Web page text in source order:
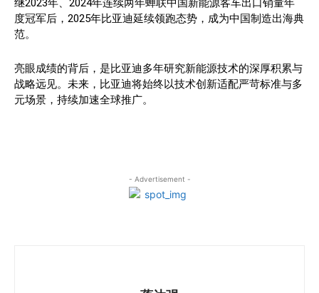
继2023年、2024年连续两年蝉联中国新能源客车出口销量年
度冠军后，2025年比亚迪延续领跑态势，成为中国制造出海典
范。
亮眼成绩的背后，是比亚迪多年研究新能源技术的深厚积累与
战略远见。未来，比亚迪将始终以技术创新适配严苛标准与多
元场景，持续加速全球推广。
- Advertisement -